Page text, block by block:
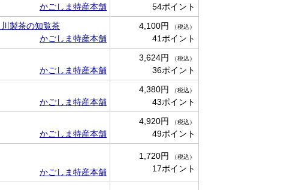
かごしま特産本舗
54ポイント
製茶の知覧茶
かごしま特産本舗
4,100円 （税込）
41ポイント
かごしま特産本舗
3,624円 （税込）
36ポイント
かごしま特産本舗
4,380円 （税込）
43ポイント
かごしま特産本舗
4,920円 （税込）
49ポイント
かごしま特産本舗
1,720円 （税込）
17ポイント